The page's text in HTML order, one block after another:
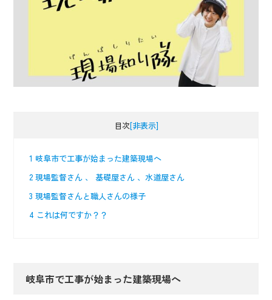
目次[非表示]
1 岐阜市で工事が始まった建築現場へ
2 現場監督さん 、 基礎屋さん 、水道屋さん
3 現場監督さんと職人さんの様子
4 これは何ですか？？
岐阜市で工事が始まった建築現場へ